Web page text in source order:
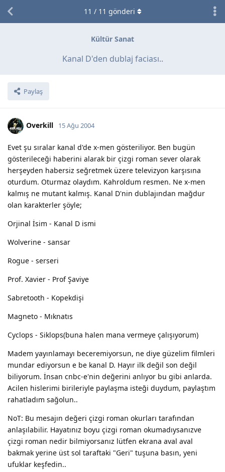
Kültür Sanat
Kanal D'den dublaj faciası..
Paylaş
11 / 11 gönderi
Overkill 15 Ağu 2004
Evet şu sıralar kanal d'de x-men gösteriliyor. Ben bugün
gösterileceği haberini alarak bir çizgi roman sever olarak
herşeyden habersiz seğretmek üzere televizyon karşısına
oturdum. Oturmaz olaydım. Kahroldum resmen. Ne x-men
kalmış ne mutant kalmış. Kanal D'nin dublajından mağdur
olan karakterler şöyle;
Orjinal İsim - Kanal D ismi
Wolverine - sansar
Rogue - serseri
Prof. Xavier - Prof Şaviye
Sabretooth - Kopekdişi
Magneto - Mıknatıs
Cyclops - Siklops(buna halen mana vermeye çalışıyorum)
Madem yayınlamayı beceremiyorsun, ne diye güzelim filmleri
mundar ediyorsun e be kanal D. Hayır ilk değil son değil
biliyorum. İnsan cnbc-e'nin değerini anlıyor bu gibi anlarda.
Acilen hislerimi birileriyle paylaşma isteği duydum, paylaştım
rahatladım sağolun..
NoT: Bu mesajın değeri çizgi roman okurları tarafından
anlaşılabilir. Hayatınız boyu çizgi roman okumadıysanızve
çizgi roman nedir bilmiyorsanız lütfen ekrana aval aval
bakmak yerine üst sol taraftaki "Geri" tuşuna basın, yeni
ufuklar keşfedin..